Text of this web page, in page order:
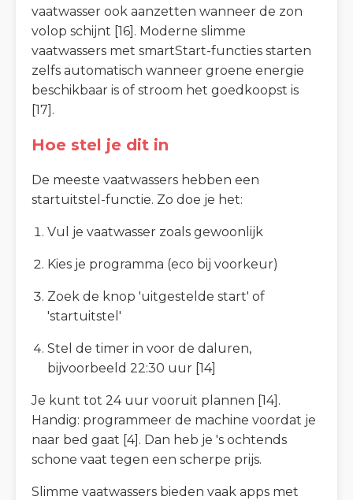
vaatwasser ook aanzetten wanneer de zon
volop schijnt [16]. Moderne slimme
vaatwassers met smartStart-functies starten
zelfs automatisch wanneer groene energie
beschikbaar is of stroom het goedkoopst is
[17].
Hoe stel je dit in
De meeste vaatwassers hebben een
startuitstel-functie. Zo doe je het:
Vul je vaatwasser zoals gewoonlijk
Kies je programma (eco bij voorkeur)
Zoek de knop 'uitgestelde start' of
'startuitstel'
Stel de timer in voor de daluren,
bijvoorbeeld 22:30 uur [14]
Je kunt tot 24 uur vooruit plannen [14].
Handig: programmeer de machine voordat je
naar bed gaat [4]. Dan heb je 's ochtends
schone vaat tegen een scherpe prijs.
Slimme vaatwassers bieden vaak apps met